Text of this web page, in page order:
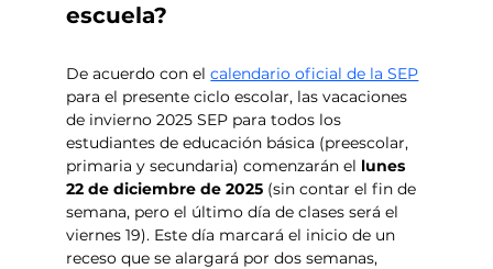
escuela?
De acuerdo con el calendario oficial de la SEP
para el presente ciclo escolar, las vacaciones
de invierno 2025 SEP para todos los
estudiantes de educación básica (preescolar,
primaria y secundaria) comenzarán el lunes
22 de diciembre de 2025 (sin contar el fin de
semana, pero el último día de clases será el
viernes 19). Este día marcará el inicio de un
receso que se alargará por dos semanas,